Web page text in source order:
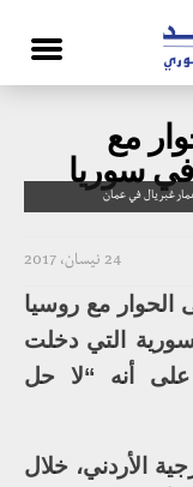
مع
سوريا
غبريال في عمان
24 نيسان، 2017
الحوار مع روسيا
التي دخلت
على أنه “لا حل
الأردني، خلال